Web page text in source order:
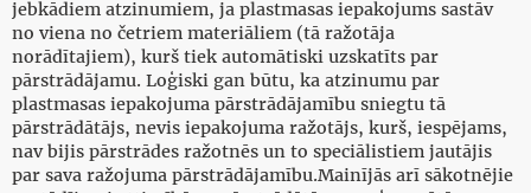
jebkādiem atzinumiem, ja plastmasas iepakojums sastāv
no viena no četriem materiāliem (tā ražotāja
norādītajiem), kurš tiek automātiski uzskatīts par
pārstrādājamu. Loģiski gan būtu, ka atzinumu par
plastmasas iepakojuma pārstrādājamību sniegtu tā
pārstrādātājs, nevis iepakojuma ražotājs, kurš, iespējams,
nav bijis pārstrādes ražotnēs un to speciālistiem jautājis
par sava ražojuma pārstrādājamību.Mainījās arī sākotnējie